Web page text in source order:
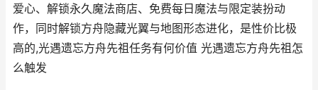
爱心、解锁永久魔法商店、免费每日魔法与限定装扮动
作，同时解锁方舟隐藏光翼与地图形态进化，是性价比极
高的,光遇遗忘方舟先祖任务有何价值 光遇遗忘方舟先祖怎
么触发